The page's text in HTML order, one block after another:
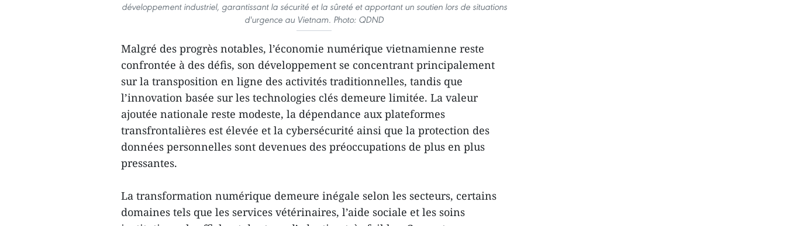
développement industriel, garantissant la sécurité et la sûreté et apportant un soutien lors de situations
d'urgence au Vietnam. Photo: QDND
Malgré des progrès notables, l’économie numérique vietnamienne reste
confrontée à des défis, son développement se concentrant principalement
sur la transposition en ligne des activités traditionnelles, tandis que
l’innovation basée sur les technologies clés demeure limitée. La valeur
ajoutée nationale reste modeste, la dépendance aux plateformes
transfrontalières est élevée et la cybersécurité ainsi que la protection des
données personnelles sont devenues des préoccupations de plus en plus
pressantes.
La transformation numérique demeure inégale selon les secteurs, certains
domaines tels que les services vétérinaires, l’aide sociale et les soins